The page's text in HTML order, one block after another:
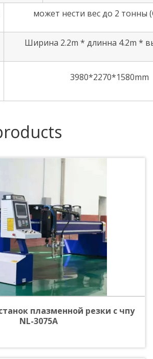
может нести вес до 2
Ширина 2.2m * длинна 4.2m *
3980*2270*1580mm
плазменной резки с чпу
NL-3075A